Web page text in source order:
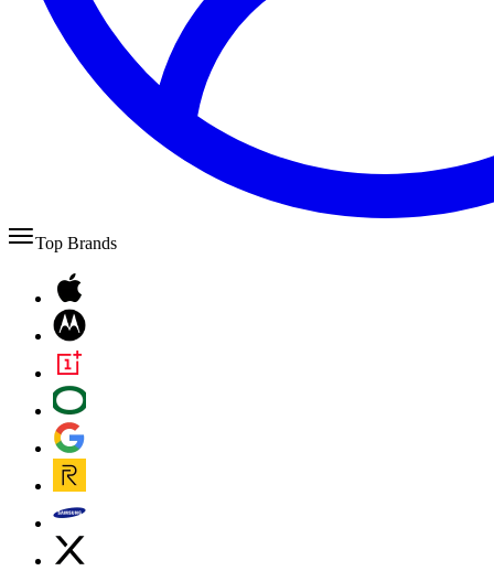
Top Brands